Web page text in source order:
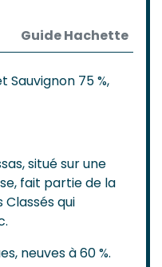
Guide Hachette
Sauvignon 75 %,
situé sur une
fait partie de la
qui
neuves à 60 %.